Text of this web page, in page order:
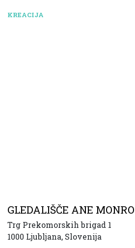
KREACIJA
GLEDALIŠČE ANE MONRO
Trg Prekomorskih brigad 1
1000 Ljubljana, Slovenija